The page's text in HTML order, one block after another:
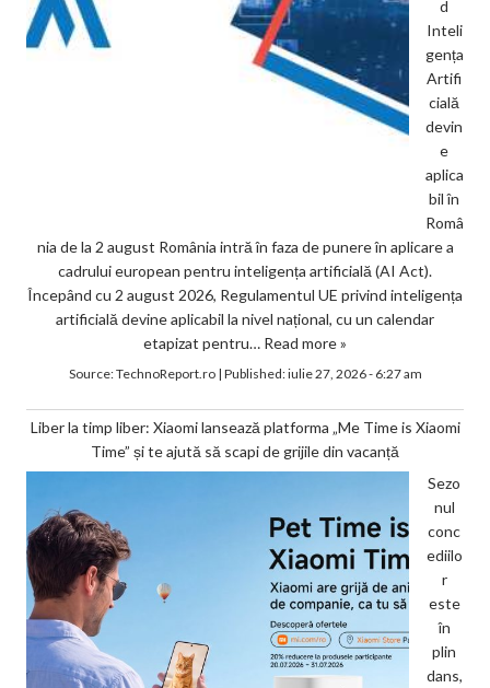
d
Inteli
gența
Artifi
cială
devin
e
aplica
bil în
Româ
nia de la 2 august România intră în faza de punere în aplicare a
cadrului european pentru inteligența artificială (AI Act).
Începând cu 2 august 2026, Regulamentul UE privind inteligența
artificială devine aplicabil la nivel național, cu un calendar
etapizat pentru… Read more »
Source:TechnoReport.ro| Published:iulie 27, 2026 - 6:27 am
Liber la timp liber: Xiaomi lansează platforma „Me Time is Xiaomi
Time” și te ajută să scapi de grijile din vacanță
Sezo
nul
conc
ediilo
r
este
în
plin
dans,